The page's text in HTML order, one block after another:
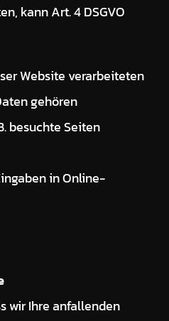
kann Art. 4 DSGVO
Website verarbeiteten
gehören
besuchte Seiten
in Online-
wir Ihre anfallenden